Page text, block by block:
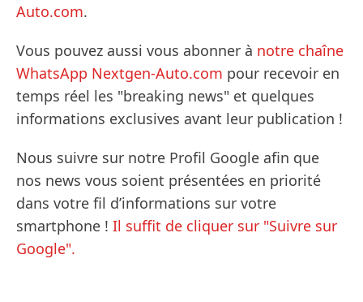
Auto.com.
Vous pouvez aussi vous abonner à notre chaîne
WhatsApp Nextgen-Auto.com pour recevoir en
temps réel les "breaking news" et quelques
informations exclusives avant leur publication !
Nous suivre sur notre Profil Google afin que
nos news vous soient présentées en priorité
dans votre fil d’informations sur votre
smartphone ! Il suffit de cliquer sur "Suivre sur
Google".